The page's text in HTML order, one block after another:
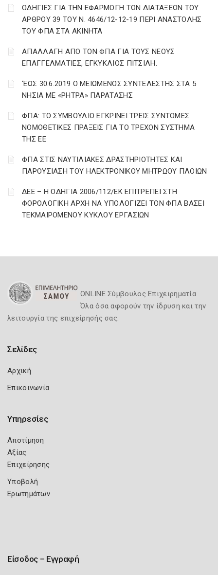
ΟΔΗΓΙΕΣ ΓΙΑ ΤΗΝ ΕΦΑΡΜΟΓΗ ΤΩΝ ΔΙΑΤΑΞΕΩΝ ΤΟΥ
ΑΡΘΡΟΥ 39 ΤΟΥ Ν. 4646/12-12-19 ΠΕΡΙ ΑΝΑΣΤΟΛΗΣ
ΤΟΥ ΦΠΑ ΣΤΑ ΑΚΙΝΗΤΑ
ΑΠΑΛΛΑΓΗ ΑΠΟ ΤΟΝ ΦΠΑ ΓΙΑ ΤΟΥΣ ΝΕΟΥΣ
ΕΠΑΓΓΕΛΜΑΤΙΕΣ, ΕΓΚΥΚΛΙΟΣ ΠΙΤΣΙΛΗ.
‘ΕΩΣ 30.6.2019 Ο ΜΕΙΩΜΕΝΟΣ ΣΥΝΤΕΛΕΣΤΗΣ ΣΤΑ 5
ΝΗΣΙΑ ΜΕ «ΡΗΤΡΑ» ΠΑΡΑΤΑΣΗΣ
ΦΠΑ: ΤΟ ΣΥΜΒΟΥΛΙΟ ΕΓΚΡΙΝΕΙ ΤΡΕΙΣ ΣΥΝΤΟΜΕΣ
ΝΟΜΟΘΕΤΙΚΕΣ ΠΡΑΞΕΙΣ ΓΙΑ ΤΟ ΤΡΕΧΟΝ ΣΥΣΤΗΜΑ
ΤΗΣ ΕΕ
ΦΠΑ ΣΤΙΣ ΝΑΥΤΙΛΙΑΚΕΣ ΔΡΑΣΤΗΡΙΟΤΗΤΕΣ ΚΑΙ
ΠΑΡΟΥΣΙΑΣΗ ΤΟΥ ΗΛΕΚΤΡΟΝΙΚΟΥ ΜΗΤΡΩΟΥ ΠΛΟΙΩΝ
ΔΕΕ – Η ΟΔΗΓΙΑ 2006/112/ΕΚ ΕΠΙΤΡΕΠΕΙ ΣΤΗ
ΦΟΡΟΛΟΓΙΚΗ ΑΡΧΗ ΝΑ ΥΠΟΛΟΓΙΖΕΙ ΤΟΝ ΦΠΑ ΒΑΣΕΙ
ΤΕΚΜΑΙΡΟΜΕΝΟΥ ΚΥΚΛΟΥ ΕΡΓΑΣΙΩΝ
ONLINE Σύμβουλος Επιχειρηματία
Όλα όσα αφορούν την ίδρυση και την
λειτουργία της επιχείρησής σας.
Σελίδες
Αρχική
Επικοινωνία
Υπηρεσίες
Αποτίμηση
Αξίας
Επιχείρησης
Υποβολή
Ερωτημάτων
Είσοδος – Εγγραφή